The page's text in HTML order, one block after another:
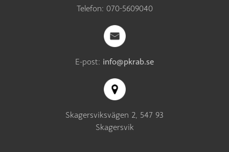
Telefon: 070-5609040
E-post: info@pkrab.se
Skagersviksvägen 2, 547 93
Skagersvik